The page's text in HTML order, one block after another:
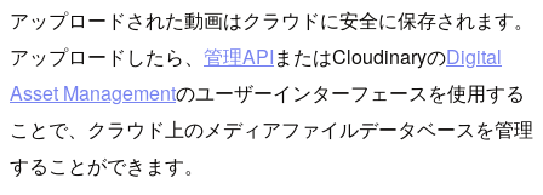
アップロードされた動画はクラウドに安全に保存されます。
アップロードしたら、 管理APIまたはCloudinaryのDigital
Asset Managementのユーザーインターフェースを使用する
ことで、クラウド上のメディアファイルデータベースを管理
することができます。